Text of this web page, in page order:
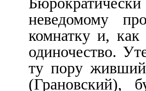
неведомому
комнатку и, как
одиночество.
ту пору
(Грановский),